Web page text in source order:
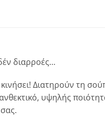
διαρροές…
Διατηρούν τη
υψηλής